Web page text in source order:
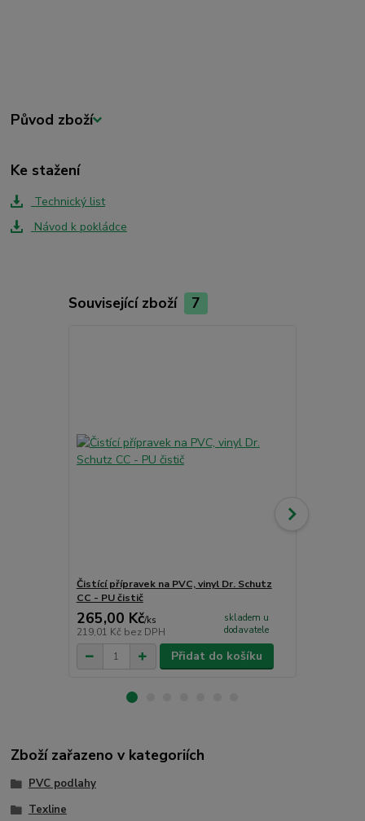
Původ zboží
Ke stažení
Technický list
Návod k pokládce
Související zboží 7
Čistící přípravek na PVC, vinyl Dr. Schutz
CC - PU čistič
265,00 Kč/ks
219,01 Kč bez DPH
skladem u
dodavatele
Přidat do košíku
Zboží zařazeno v kategoriích
PVC podlahy
Texline